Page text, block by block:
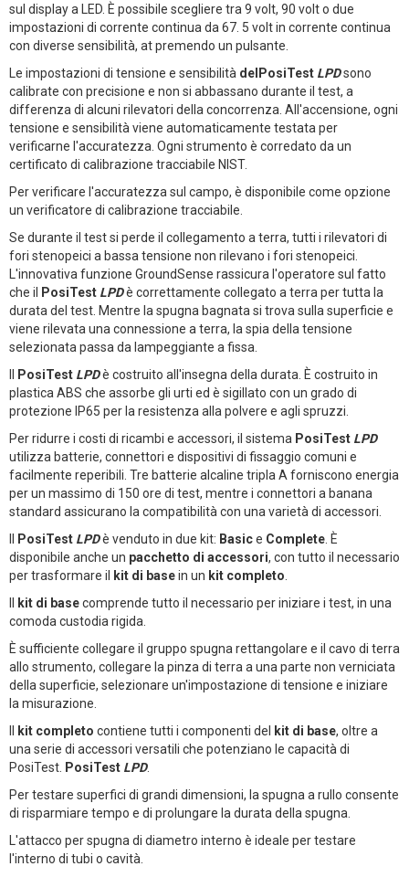
sul display a LED. È possibile scegliere tra 9 volt, 90 volt o due
impostazioni di corrente continua da 67. 5 volt in corrente continua
con diverse sensibilità, at premendo un pulsante.
Le impostazioni di tensione e sensibilità delPosiTest LPDsono
calibrate con precisione e non si abbassano durante il test, a
differenza di alcuni rilevatori della concorrenza. All'accensione, ogni
tensione e sensibilità viene automaticamente testata per
verificarne l'accuratezza. Ogni strumento è corredato da un
certificato di calibrazione tracciabile NIST.
Per verificare l'accuratezza sul campo, è disponibile come opzione
un verificatore di calibrazione tracciabile.
Se durante il test si perde il collegamento a terra, tutti i rilevatori di
fori stenopeici a bassa tensione non rilevano i fori stenopeici.
L'innovativa funzione GroundSense rassicura l'operatore sul fatto
che il PosiTest LPDè correttamente collegato a terra per tutta la
durata del test. Mentre la spugna bagnata si trova sulla superficie e
viene rilevata una connessione a terra, la spia della tensione
selezionata passa da lampeggiante a fissa.
Il PosiTest LPDè costruito all'insegna della durata. È costruito in
plastica ABS che assorbe gli urti ed è sigillato con un grado di
protezione IP65 per la resistenza alla polvere e agli spruzzi.
Per ridurre i costi di ricambi e accessori, il sistema PosiTest LPD
utilizza batterie, connettori e dispositivi di fissaggio comuni e
facilmente reperibili. Tre batterie alcaline tripla A forniscono energia
per un massimo di 150 ore di test, mentre i connettori a banana
standard assicurano la compatibilità con una varietà di accessori.
Il PosiTest LPDè venduto in due kit: Basice Complete . È
disponibile anche un pacchetto di accessori, con tutto il necessario
per trasformare il kit di basein un kit completo
Il kit di basecomprende tutto il necessario per iniziare i test, in una
comoda custodia rigida.
È sufficiente collegare il gruppo spugna rettangolare e il cavo di terra
allo strumento, collegare la pinza di terra a una parte non verniciata
della superficie, selezionare un'impostazione di tensione e iniziare
la misurazione.
Il kit completo contiene tutti i componenti del kit di base, oltre a
una serie di accessori versatili che potenziano le capacità di
PosiTest. PosiTest LPD.
Per testare superfici di grandi dimensioni, la spugna a rullo consente
di risparmiare tempo e di prolungare la durata della spugna.
L'attacco per spugna di diametro interno è ideale per testare
l'interno di tubi o cavità.